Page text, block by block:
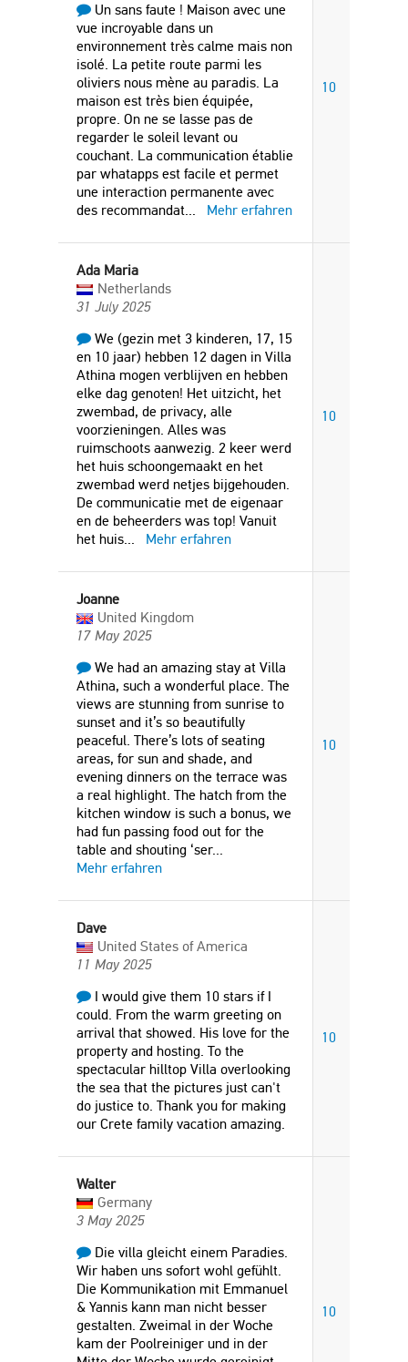
Un sans faute ! Maison avec une
vue incroyable dans un
environnement très calme mais non
isolé. La petite route parmi les
oliviers nous mène au paradis. La
maison est très bien équipée,
propre. On ne se lasse pas de
regarder le soleil levant ou
couchant. La communication établie
par whatapps est facile et permet
une interaction permanente avec
des recommandat... Mehr erfahren
10
Ada Maria
Netherlands
31 July 2025
We (gezin met 3 kinderen, 17, 15
en 10 jaar) hebben 12 dagen in Villa
Athina mogen verblijven en hebben
elke dag genoten! Het uitzicht, het
zwembad, de privacy, alle
voorzieningen. Alles was
ruimschoots aanwezig. 2 keer werd
het huis schoongemaakt en het
zwembad werd netjes bijgehouden.
De communicatie met de eigenaar
en de beheerders was top! Vanuit
het huis... Mehr erfahren
10
Joanne
United Kingdom
17 May 2025
We had an amazing stay at Villa
Athina, such a wonderful place. The
views are stunning from sunrise to
sunset and it’s so beautifully
peaceful. There’s lots of seating
areas, for sun and shade, and
evening dinners on the terrace was
a real highlight. The hatch from the
kitchen window is such a bonus, we
had fun passing food out for the
table and shouting ‘ser...
Mehr erfahren
10
Dave
United States of America
11 May 2025
I would give them 10 stars if I
could. From the warm greeting on
arrival that showed. His love for the
property and hosting. To the
spectacular hilltop Villa overlooking
the sea that the pictures just can't
do justice to. Thank you for making
our Crete family vacation amazing.
10
Walter
Germany
3 May 2025
Die villa gleicht einem Paradies.
Wir haben uns sofort wohl gefühlt.
Die Kommunikation mit Emmanuel
& Yannis kann man nicht besser
gestalten. Zweimal in der Woche
kam der Poolreiniger und in der
10